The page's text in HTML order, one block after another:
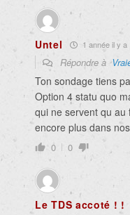
Untel 1 année il y a
Répondre à
Ton sondage tiens
Option 4 statu quo
qui ne servent qu au
encore plus dans
0 0
Le TDS accoté ! !